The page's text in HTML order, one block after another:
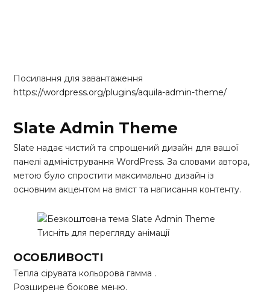
Посилання для завантаження
https://wordpress.org/plugins/aquila-admin-theme/
Slate Admin Theme
Slate надає чистий та спрощений дизайн для вашої
панелі адміністрування WordPress. За словами автора,
метою було спростити максимально дизайн із
основним акцентом на вміст та написання контенту.
Тисніть для перегляду анімації
ОСОБЛИВОСТІ
Тепла сірувата кольорова гамма .
Розширене бокове меню.